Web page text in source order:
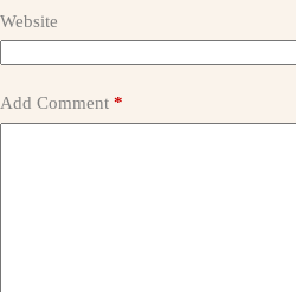
Website
Add Comment *
e
: